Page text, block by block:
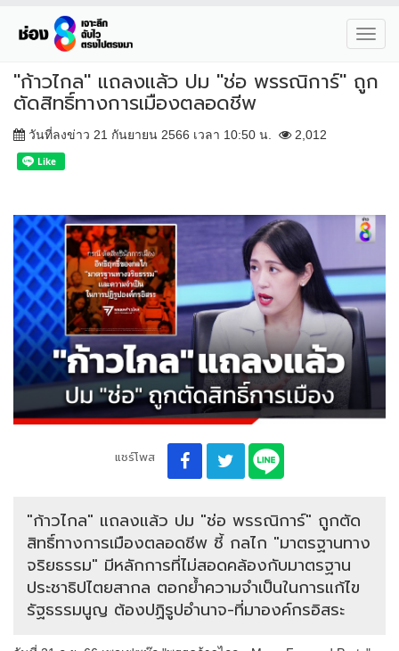
"ก้าวไกล" แถลงแล้ว ปม "ช่อ พรรณิการ์" ถูก
ตัดสิทธิ์ทางการเมืองตลอดชีพ
วันที่ลงข่าว 21 กันยายน 2566 เวลา 10:50 น. 2,012
แชร์โพส
"ก้าวไกล" แถลงแล้ว ปม "ช่อ พรรณิการ์" ถูกตัด
สิทธิ์ทางการเมืองตลอดชีพ ชี้ กลไก "มาตรฐานทาง
จริยธรรม" มีหลักการที่ไม่สอดคล้องกับมาตรฐาน
ประชาธิปไตยสากล ตอกย้ำความจำเป็นในการแก้ไข
รัฐธรรมนูญ ต้องปฏิรูปอำนาจ-ที่มาองค์กรอิสระ